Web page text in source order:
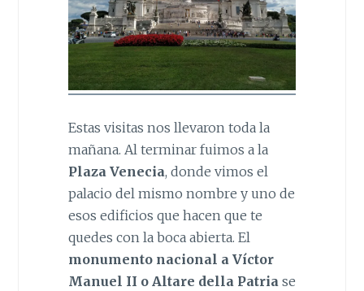
Estas visitas nos llevaron toda la
mañana. Al terminar fuimos a la
Plaza Venecia, donde vimos el
palacio del mismo nombre y uno de
esos edificios que hacen que te
quedes con la boca abierta. El
monumento nacional a Víctor
Manuel II o Altare della Patriase